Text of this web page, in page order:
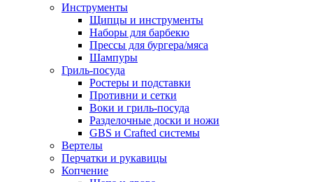
Инструменты
Щипцы и инструменты
Наборы для барбекю
Прессы для бургера/мяса
Шампуры
Гриль-посуда
Ростеры и подставки
Противни и сетки
Воки и гриль-посуда
Разделочные доски и ножи
GBS и Crafted системы
Вертелы
Перчатки и рукавицы
Копчение